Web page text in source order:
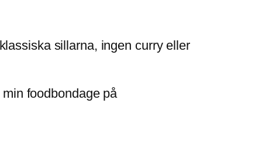
sillarna, ingen curry eller
foodbondage på